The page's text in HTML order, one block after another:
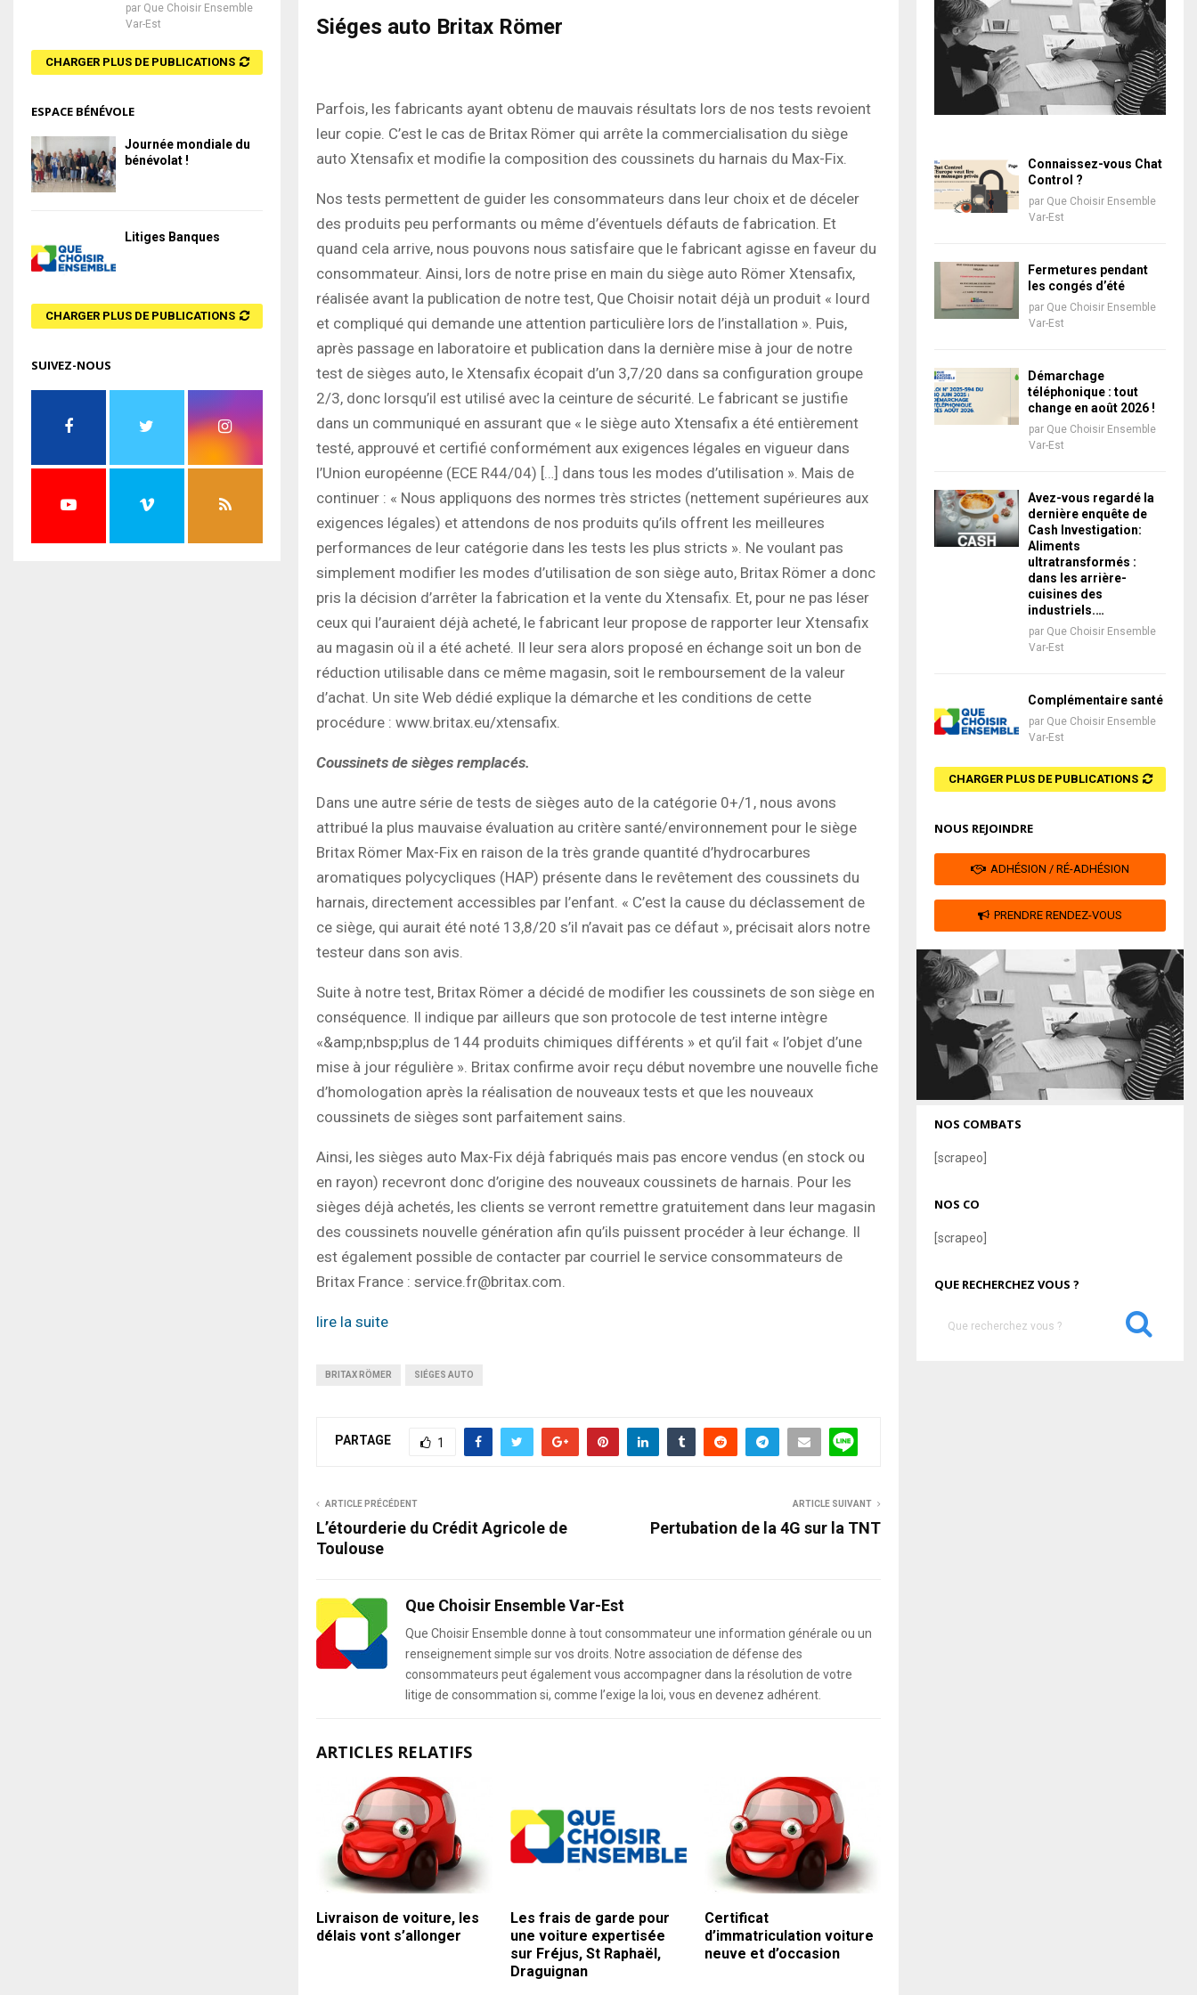
Siéges auto Britax Römer
Parfois, les fabricants ayant obtenu de mauvais résultats lors de nos tests revoient
leur copie. C’est le cas de Britax Römer qui arrête la commercialisation du siège
auto Xtensafix et modifie la composition des coussinets du harnais du Max-Fix.
Nos tests permettent de guider les consommateurs dans leur choix et de déceler
des produits peu performants ou même d’éventuels défauts de fabrication. Et
quand cela arrive, nous pouvons nous satisfaire que le fabricant agisse en faveur du
consommateur. Ainsi, lors de notre prise en main du siège auto Römer Xtensafix,
réalisée avant la publication de notre test, Que Choisir notait déjà un produit « lourd
et compliqué qui demande une attention particulière lors de l’installation ». Puis,
après passage en laboratoire et publication dans la dernière mise à jour de notre
test de sièges auto, le Xtensafix écopait d’un 3,7/20 dans sa configuration groupe
2/3, donc lorsqu’il est utilisé avec la ceinture de sécurité. Le fabricant se justifie
dans un communiqué en assurant que « le siège auto Xtensafix a été entièrement
testé, approuvé et certifié conformément aux exigences légales en vigueur dans
l’Union européenne (ECE R44/04) […] dans tous les modes d’utilisation ». Mais de
continuer : « Nous appliquons des normes très strictes (nettement supérieures aux
exigences légales) et attendons de nos produits qu’ils offrent les meilleures
performances de leur catégorie dans les tests les plus stricts ». Ne voulant pas
simplement modifier les modes d’utilisation de son siège auto, Britax Römer a donc
pris la décision d’arrêter la fabrication et la vente du Xtensafix. Et, pour ne pas léser
ceux qui l’auraient déjà acheté, le fabricant leur propose de rapporter leur Xtensafix
au magasin où il a été acheté. Il leur sera alors proposé en échange soit un bon de
réduction utilisable dans ce même magasin, soit le remboursement de la valeur
d’achat. Un site Web dédié explique la démarche et les conditions de cette
procédure : www.britax.eu/xtensafix.
Coussinets de sièges remplacés.
Dans une autre série de tests de sièges auto de la catégorie 0+/1, nous avons
attribué la plus mauvaise évaluation au critère santé/environnement pour le siège
Britax Römer Max-Fix en raison de la très grande quantité d’hydrocarbures
aromatiques polycycliques (HAP) présente dans le revêtement des coussinets du
harnais, directement accessibles par l’enfant. « C’est la cause du déclassement de
ce siège, qui aurait été noté 13,8/20 s’il n’avait pas ce défaut », précisait alors notre
testeur dans son avis.
Suite à notre test, Britax Römer a décidé de modifier les coussinets de son siège en
conséquence. Il indique par ailleurs que son protocole de test interne intègre
«&amp;nbsp;plus de 144 produits chimiques différents » et qu’il fait « l’objet d’une
mise à jour régulière ». Britax confirme avoir reçu début novembre une nouvelle fiche
d’homologation après la réalisation de nouveaux tests et que les nouveaux
coussinets de sièges sont parfaitement sains.
Ainsi, les sièges auto Max-Fix déjà fabriqués mais pas encore vendus (en stock ou
en rayon) recevront donc d’origine des nouveaux coussinets de harnais. Pour les
sièges déjà achetés, les clients se verront remettre gratuitement dans leur magasin
des coussinets nouvelle génération afin qu’ils puissent procéder à leur échange. Il
est également possible de contacter par courriel le service consommateurs de
Britax France : service.fr@britax.com.
lire la suite
BRITAX RÖMER SIÉGES AUTO
PARTAGE 1
ARTICLE PRÉCÉDENT
L’étourderie du Crédit Agricole de
Toulouse
ARTICLE SUIVANT
Pertubation de la 4G sur la TNT
Que Choisir Ensemble Var-Est
Que Choisir Ensemble donne à tout consommateur une information générale ou un
renseignement simple sur vos droits. Notre association de défense des
consommateurs peut également vous accompagner dans la résolution de votre
litige de consommation si, comme l’exige la loi, vous en devenez adhérent.
ARTICLES RELATIFS
Livraison de voiture, les
délais vont s’allonger
Les frais de garde pour
une voiture expertisée
sur Fréjus, St Raphaël,
Draguignan
Certificat
d’immatriculation voiture
neuve et d’occasion
par Que Choisir Ensemble
Var-Est
CHARGER PLUS DE PUBLICATIONS
ESPACE BÉNÉVOLE
Journée mondiale du
bénévolat !
Litiges Banques
CHARGER PLUS DE PUBLICATIONS
SUIVEZ-NOUS
Connaissez-vous Chat
Control ?
par Que Choisir Ensemble
Var-Est
Fermetures pendant
les congés d’été
par Que Choisir Ensemble
Var-Est
Démarchage
téléphonique : tout
change en août 2026 !
par Que Choisir Ensemble
Var-Est
Avez-vous regardé la
dernière enquête de
Cash Investigation:
Aliments
ultratransformés :
dans les arrière-
cuisines des
industriels.…
par Que Choisir Ensemble
Var-Est
Complémentaire santé
par Que Choisir Ensemble
Var-Est
CHARGER PLUS DE PUBLICATIONS
NOUS REJOINDRE
ADHÉSION / RÉ-ADHÉSION
PRENDRE RENDEZ-VOUS
NOS COMBATS
[scrapeo]
NOS CO
[scrapeo]
QUE RECHERCHEZ VOUS ?